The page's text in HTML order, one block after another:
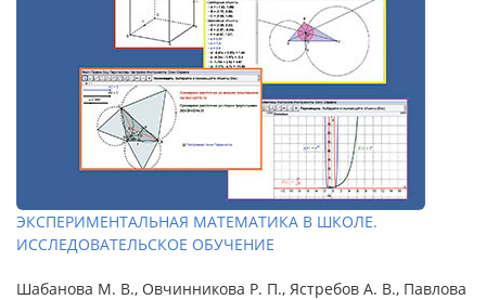
ЭКСПЕРИМЕНТАЛЬНАЯ МАТЕМАТИКА В ШКОЛЕ.
ИССЛЕДОВАТЕЛЬСКОЕ ОБУЧЕНИЕ
Шабанова М. В., Овчинникова Р. П., Ястребов А. В., Павлова